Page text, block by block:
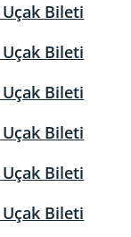
Bileti
Bileti
Bileti
Bileti
Bileti
Bileti